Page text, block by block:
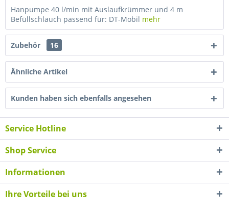
Hanpumpe 40 l/min mit Auslaufkrümmer und 4 m
Befüllschlauch passend für: DT-Mobil mehr
Zubehör 16
Ähnliche Artikel
Kunden haben sich ebenfalls angesehen
Service Hotline
Shop Service
Informationen
Ihre Vorteile bei uns